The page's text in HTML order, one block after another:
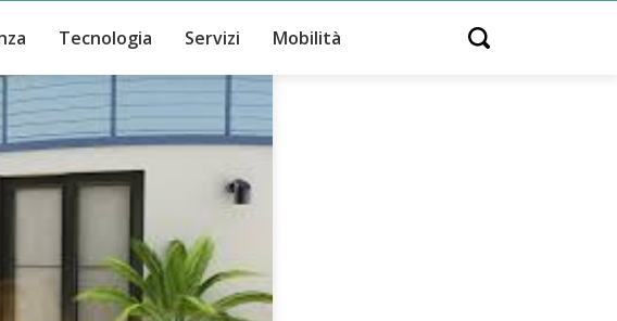
Tecnologia Servizi Mobilità Open search